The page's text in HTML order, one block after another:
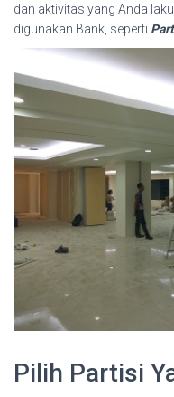
dan aktivitas yang Anda
digunakan Bank, seperti
Pilih Partisi